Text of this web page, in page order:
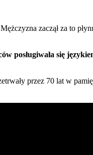
zaczął za to
posługiwała się
przez 70 lat w